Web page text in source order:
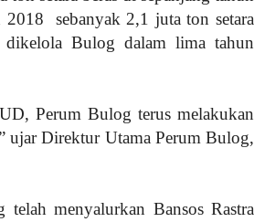
2018
sebanyak 2,1 juta ton setara
dikelola Bulog dalam lima tahun
Perum Bulog terus melakukan
ujar Direktur Utama Perum Bulog,
menyalurkan Bansos Rastra